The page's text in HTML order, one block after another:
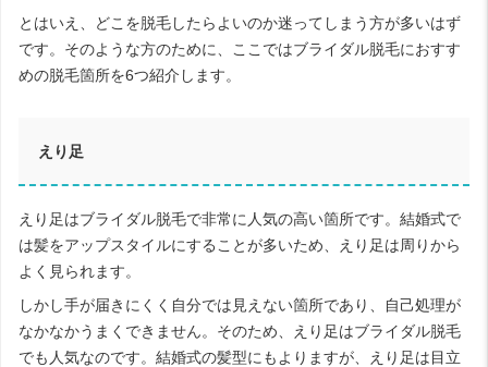
とはいえ、どこを脱毛したらよいのか迷ってしまう方が多いはず
です。そのような方のために、ここではブライダル脱毛におすす
めの脱毛箇所を6つ紹介します。
えり足
えり足はブライダル脱毛で非常に人気の高い箇所です。結婚式で
は髪をアップスタイルにすることが多いため、えり足は周りから
よく見られます。
しかし手が届きにくく自分では見えない箇所であり、自己処理が
なかなかうまくできません。そのため、えり足はブライダル脱毛
でも人気なのです。結婚式の髪型にもよりますが、えり足は目立